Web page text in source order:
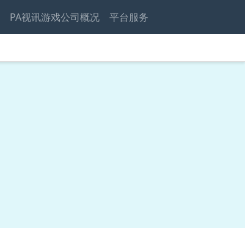
PA视讯游戏公司概况 平台服务